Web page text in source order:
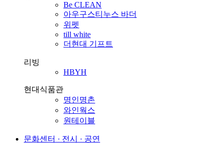
Be CLEAN
아우구스티누스 바더
위펫
till white
더현대 기프트
리빙
HBYH
현대식품관
명인명촌
와인웍스
원테이블
문화센터 · 전시 · 공연